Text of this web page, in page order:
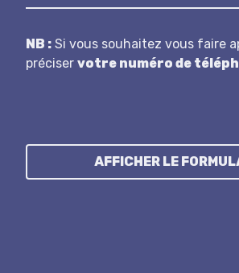
N B : Si vous souhaitez vous faire
préciser votre numéro de
AFFICHER LE